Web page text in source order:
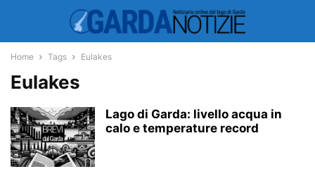
Home Tags Eulakes
Eulakes
Lago di Garda: livello acqua in
calo e temperature record